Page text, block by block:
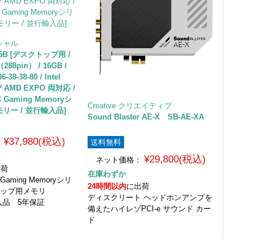
ャル
[デスクトップ用 /
288pin） / 16GB /
38-38-80 / Intel
AMD EXPO 両対応 /
Gaming Memoryシ
リー / 並行輸入品]
¥37,980(税込)
Memoryシリ
プ用メモリ
品 5年保証
Creative クリエイティブ
Sound Blaster AE-X SB-AE-XA
送料無料
ネット価格： ¥29,800(税込)
在庫わずか
24時間以内に出荷
ディスクリート ヘッドホンアンプを
備えたハイレゾPCI-e サウンド カー
ド